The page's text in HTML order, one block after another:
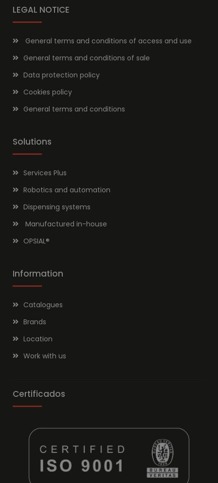
LEGAL NOTICE
General terms and conditions of access and use
General terms and conditions of sale
Data protection policy
Cookies policy
General terms and conditions
Solutions
Services Plus
Robotics and automation
Dispensing systems
Manufactured in-house
OPSIAL®
Information
Catalogues
Brands
Location
Work with us
Certificados